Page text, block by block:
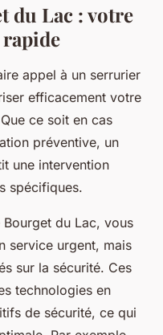
du Lac : votre
appel à un serrurier
efficacement votre
ce soit en cas
préventive, un
une intervention
spécifiques.
Bourget du Lac, vous
service urgent, mais
sur la sécurité. Ces
technologies en
de sécurité, ce qui